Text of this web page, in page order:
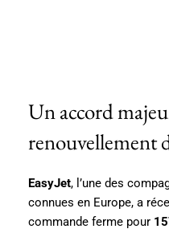
Un accord
renouvellement
EasyJet, l’une des
connues en Europe, a
commande ferme pour